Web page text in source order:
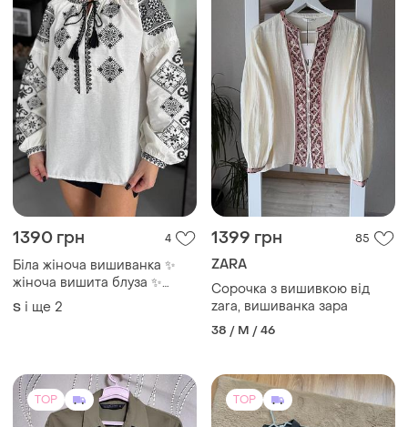
1390 грн 4
Біла жіноча вишиванка ✨
жіноча вишита блуза ✨
блуза з вишивкою ✨
S і ще 2
1399 грн 85
ZARA
Сорочка з вишивкою від
zara, вишиванка зара
38 / M / 46
TOP TOP